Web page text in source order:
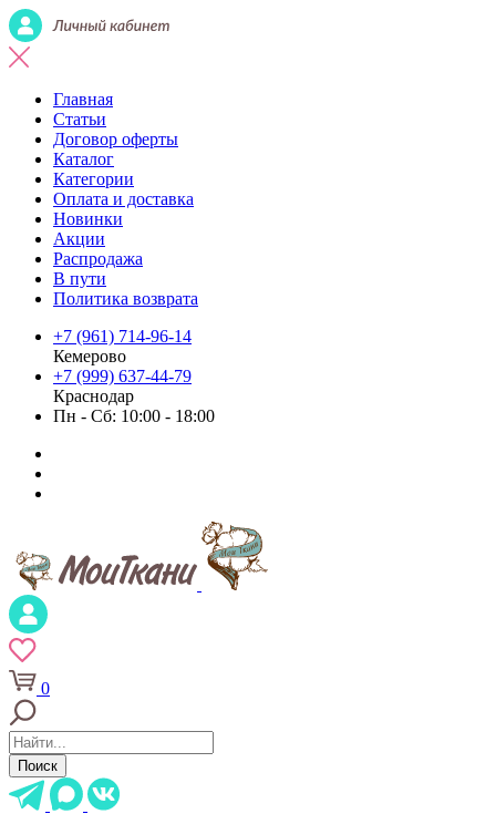
Главная
Статьи
Договор оферты
Каталог
Категории
Оплата и доставка
Новинки
Акции
Распродажа
В пути
Политика возврата
+7 (961) 714-96-14
Кемерово
+7 (999) 637-44-79
Краснодар
Пн - Сб: 10:00 - 18:00
0
Поиск